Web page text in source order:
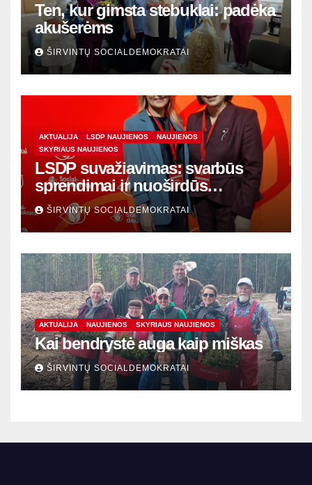
Ten, kur gimsta stebuklai: padėka
akušerėms
ŠIRVINTŲ SOCIALDEMOKRATAI
AKTUALIJA LSDP NAUJIENOS
NAUJIENOS
SKYRIAUS NAUJIENOS
LSDP suvažiavimas: svarbūs
sprendimai ir nuoširdūs
susitikimai
ŠIRVINTŲ SOCIALDEMOKRATAI
AKTUALIJA NAUJIENOS SKYRIAUS NAUJIENOS
Kai bendrystė auga kaip miškas
ŠIRVINTŲ SOCIALDEMOKRATAI